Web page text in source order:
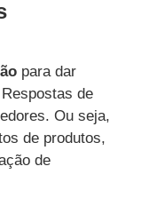
para dar
de
Ou seja,
de produtos,
de